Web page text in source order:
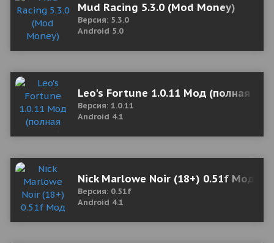
Mud Racing 5.3.0 (Mod Money)
Версия: 5.3.0
Android 5.0
Leo's Fortune 1.0.11 Мод (полная
Версия: 1.0.11
Android 4.1
Nick Marlowe Noir (18+) 0.51f Мод
Версия: 0.51f
Android 4.1